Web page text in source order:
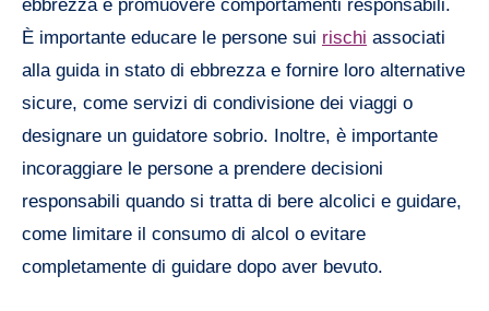
ebbrezza e promuovere comportamenti responsabili.
È importante educare le persone sui rischi associati
alla guida in stato di ebbrezza e fornire loro alternative
sicure, come servizi di condivisione dei viaggi o
designare un guidatore sobrio. Inoltre, è importante
incoraggiare le persone a prendere decisioni
responsabili quando si tratta di bere alcolici e guidare,
come limitare il consumo di alcol o evitare
completamente di guidare dopo aver bevuto.